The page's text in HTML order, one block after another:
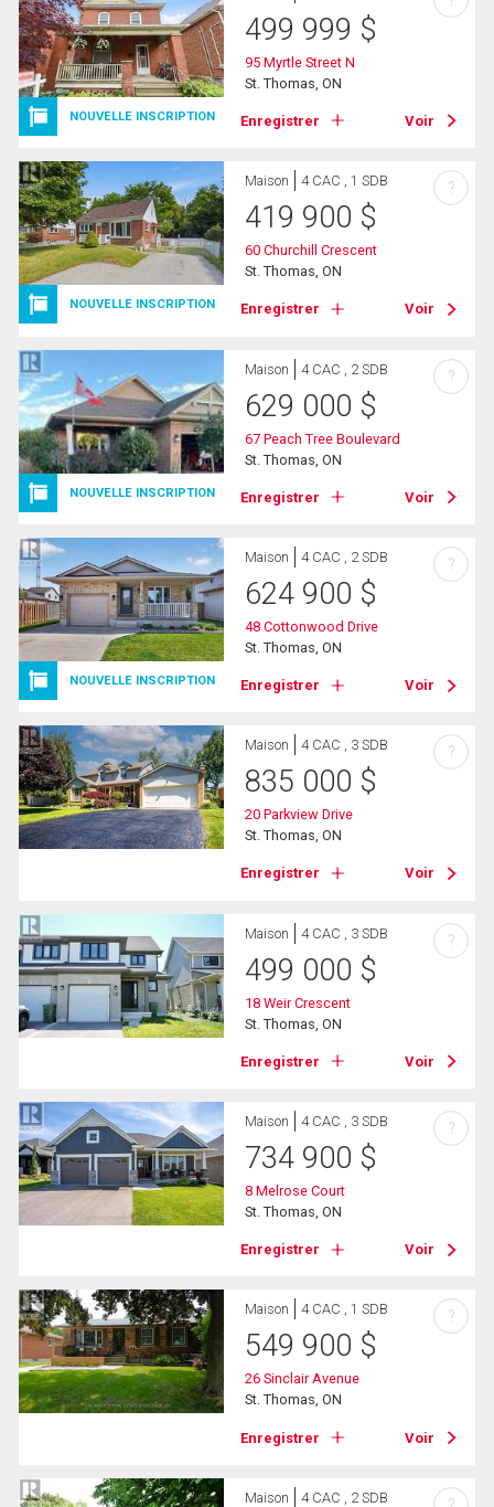
NOUVELLE INSCRIPTION
499 999 $
95 Myrtle Street N
St. Thomas, ON
Enregistrer Voir
NOUVELLE INSCRIPTION
Maison 4 CAC , 1 SDB
419 900 $
60 Churchill Crescent
St. Thomas, ON
Enregistrer Voir
?
NOUVELLE INSCRIPTION
Maison 4 CAC , 2 SDB
629 000 $
67 Peach Tree Boulevard
St. Thomas, ON
Enregistrer Voir
?
NOUVELLE INSCRIPTION
Maison 4 CAC , 2 SDB
624 900 $
48 Cottonwood Drive
St. Thomas, ON
Enregistrer Voir
?
Maison 4 CAC , 3 SDB
835 000 $
20 Parkview Drive
St. Thomas, ON
Enregistrer Voir
?
Maison 4 CAC , 3 SDB
499 000 $
18 Weir Crescent
St. Thomas, ON
Enregistrer Voir
?
Maison 4 CAC , 3 SDB
734 900 $
8 Melrose Court
St. Thomas, ON
Enregistrer Voir
?
Maison 4 CAC , 1 SDB
549 900 $
26 Sinclair Avenue
St. Thomas, ON
Enregistrer Voir
?
Maison 4 CAC , 2 SDB